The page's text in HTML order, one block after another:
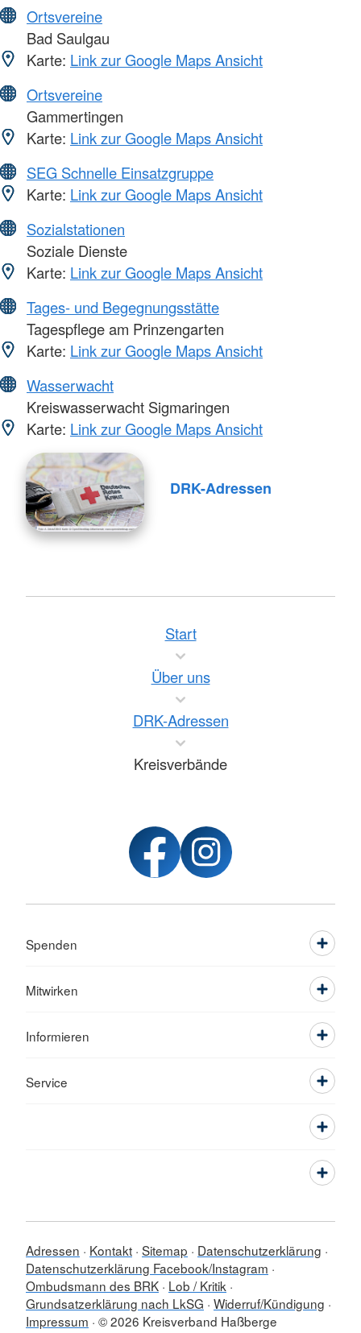
Ortsvereine
Bad Saulgau
Karte: Link zur Google Maps Ansicht
Ortsvereine
Gammertingen
Karte: Link zur Google Maps Ansicht
SEG Schnelle Einsatzgruppe
Karte: Link zur Google Maps Ansicht
Sozialstationen
Soziale Dienste
Karte: Link zur Google Maps Ansicht
Tages- und Begegnungsstätte
Tagespflege am Prinzengarten
Karte: Link zur Google Maps Ansicht
Wasserwacht
Kreiswasserwacht Sigmaringen
Karte: Link zur Google Maps Ansicht
DRK-Adressen
Start
Über uns
DRK-Adressen
Kreisverbände
Spenden
Mitwirken
Informieren
Service
Adressen Kontakt Sitemap
Datenschutzerklärung
Datenschutzerklärung Facebook/Instagram
Ombudsmann des BRK Lob / Kritik
Grundsatzerklärung nach LkSG Widerruf/Kündigung
Impressum © 2026 Kreisverband Haßberge